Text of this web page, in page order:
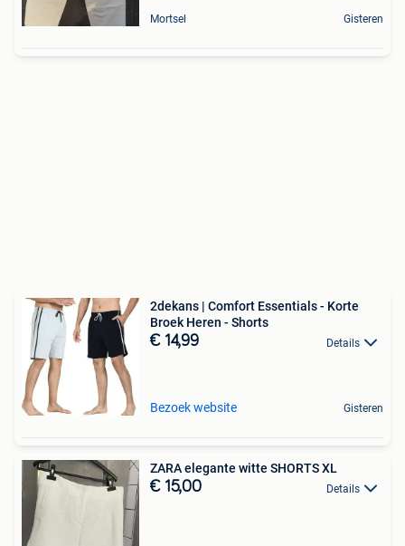
Mortsel Gisteren
2dekans | Comfort Essentials - Korte
Broek Heren - Shorts
€ 14,99 Details
Bezoek website Gisteren
ZARA elegante witte SHORTS XL
€ 15,00 Details